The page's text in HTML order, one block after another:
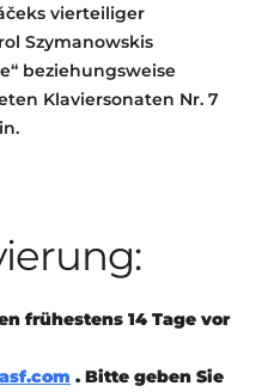
vierteiliger
Szymanowskis
beziehungsweise
Klaviersonaten Nr. 7
frühestens 14 Tage vor
. Bitte geben Sie